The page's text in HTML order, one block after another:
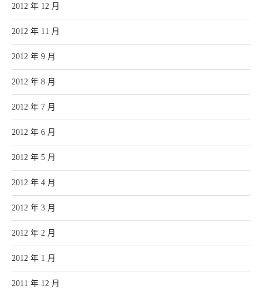
2012 年 12 月
2012 年 11 月
2012 年 9 月
2012 年 8 月
2012 年 7 月
2012 年 6 月
2012 年 5 月
2012 年 4 月
2012 年 3 月
2012 年 2 月
2012 年 1 月
2011 年 12 月